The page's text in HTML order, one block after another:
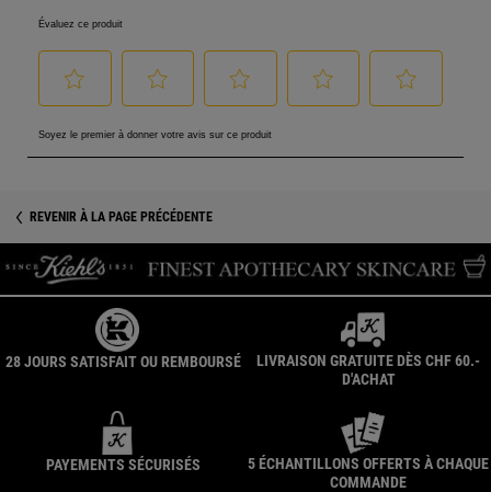
REVENIR À LA PAGE PRÉCÉDENTE
28 JOURS SATISFAIT OU REMBOURSÉ
LIVRAISON GRATUITE DÈS CHF 60.-
D'ACHAT
PAYEMENTS SÉCURISÉS
5 ÉCHANTILLONS OFFERTS À CHAQUE
COMMANDE